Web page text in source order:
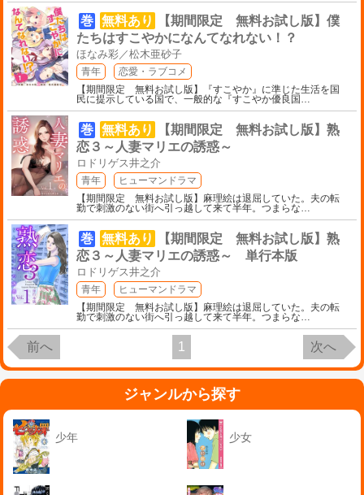
巻 無料あり
【期間限定 無料お試し版】僕
たちはすこやかになんてなれない！？
ほなみ彩／松木亜砂子
青年
恋愛・ラブコメ
【期間限定 無料お試し版】『すこやか』に準じた生活を国
民に提示している国で、一般的な『すこやか優良国
巻 無料あり
【期間限定 無料お試し版】熟
恋３～人妻マリエの誘惑～
ロドリゲス井之介
青年
ヒューマンドラマ
【期間限定 無料お試し版】麻理絵は退屈していた。夫の転
勤で刺激のない街へ引っ越して来て半年。つまらな
巻 無料あり
【期間限定 無料お試し版】熟
恋３～人妻マリエの誘惑～ 単行本版
ロドリゲス井之介
青年
ヒューマンドラマ
【期間限定 無料お試し版】麻理絵は退屈していた。夫の転
勤で刺激のない街へ引っ越して来て半年。つまらな
前へ 1 次へ
ジャンルから探す
少年 少女